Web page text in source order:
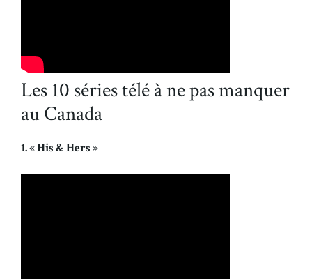
Les 10 séries télé à ne pas manquer
au Canada
1. « His & Hers »